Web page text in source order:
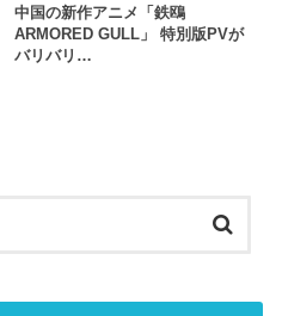
中国の新作アニメ「鉄鴎
ARMORED GULL」 特別版PVが
バリバリ…